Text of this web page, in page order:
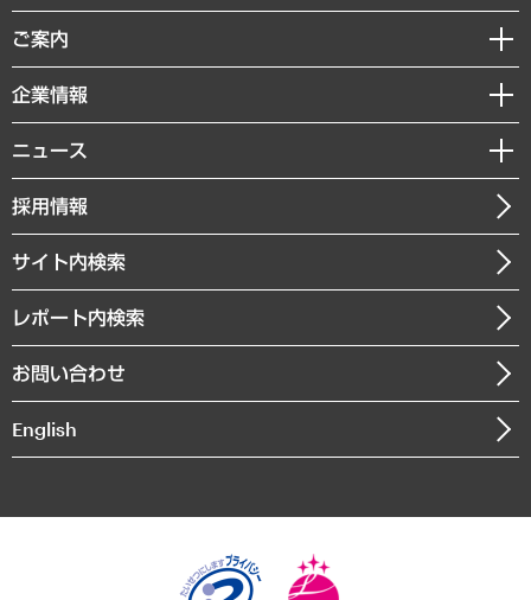
組織・人事戦略
デジタルイノベーション
共生・ダイバーシティ
GRC（ガバナンス・リスク・コンプライアンス）・防災（政策）
経済・産業・雇用・労働
まちづくり・観光・交通・スポーツ・スマートシティ
自然資源・農林水産業・食料システム
経済調査
レポート
コラム
経営用語集
受託・受注実績（官公庁関連）
メディア掲載・出演
ご案内
セミナー・イベント情報
MUFGビジネスセミナー
受託案件情報
企業情報
私たちの想い
社長メッセージ
会社概要
沿革
組織図・本部部室紹介
インドネシア現地法人
個人情報保護方針
ニュース
ニュースリリース
お知らせ
採用情報
サイト内検索
レポート内検索
お問い合わせ
English